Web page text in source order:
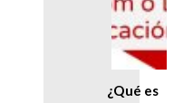
¿Qué es